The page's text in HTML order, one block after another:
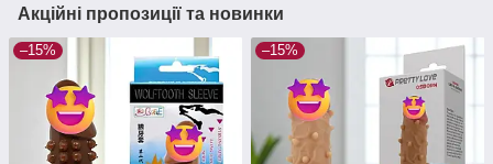
Акційні пропозиції та новинки
–15% –15%